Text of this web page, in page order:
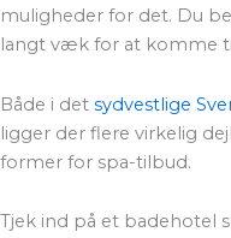
muligheder for det. Du
langt væk for at komme
Både i det sydvestlige
ligger der flere virkelig
former for spa-tilbud.
Tjek ind på et badehotel